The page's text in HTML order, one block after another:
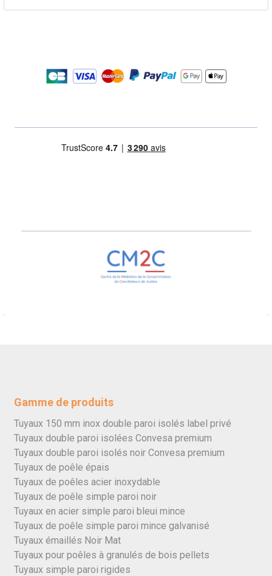
Gamme de produits
Tuyaux 150 mm inox double paroi isolés label privé
Tuyaux double paroi isolées Convesa premium
Tuyaux double paroi isolés noir Convesa premium
Tuyaux de poêle épais
Tuyaux de poêles acier inoxydable
Tuyaux de poêle simple paroi noir
Tuyaux en acier simple paroi bleui mince
Tuyaux de poêle simple paroi mince galvanisé
Tuyaux émaillés Noir Mat
Tuyaux pour poêles à granulés de bois pellets
Tuyaux simple paroi rigides